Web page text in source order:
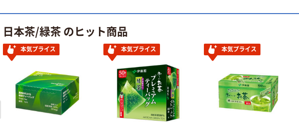
日本茶/緑茶 のヒット商品
本気プライス 本気プライス 本気プライス
ビッド PEFC認
コピー用紙 マ
ルチペーパー
スーパーエコノ
￥149~
本気プライス
【ガムテープ】ア
ナル ラミネー
トフィルム A4
サイズ
100μ（ミクロン）
￥458~ （税込）
本気プライス
ペーパータオル
中判 再生紙
￥12,100~
本気プライス
大塚製薬工場
経口補水液 オー